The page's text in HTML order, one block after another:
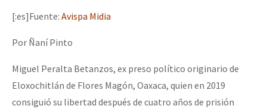
[:es]Fuente: Avispa Midia
Por Ñaní Pinto
Miguel Peralta Betanzos, ex preso político originario de
Eloxochitlán de Flores Magón, Oaxaca, quien en 2019
consiguió su libertad después de cuatro años de prisión